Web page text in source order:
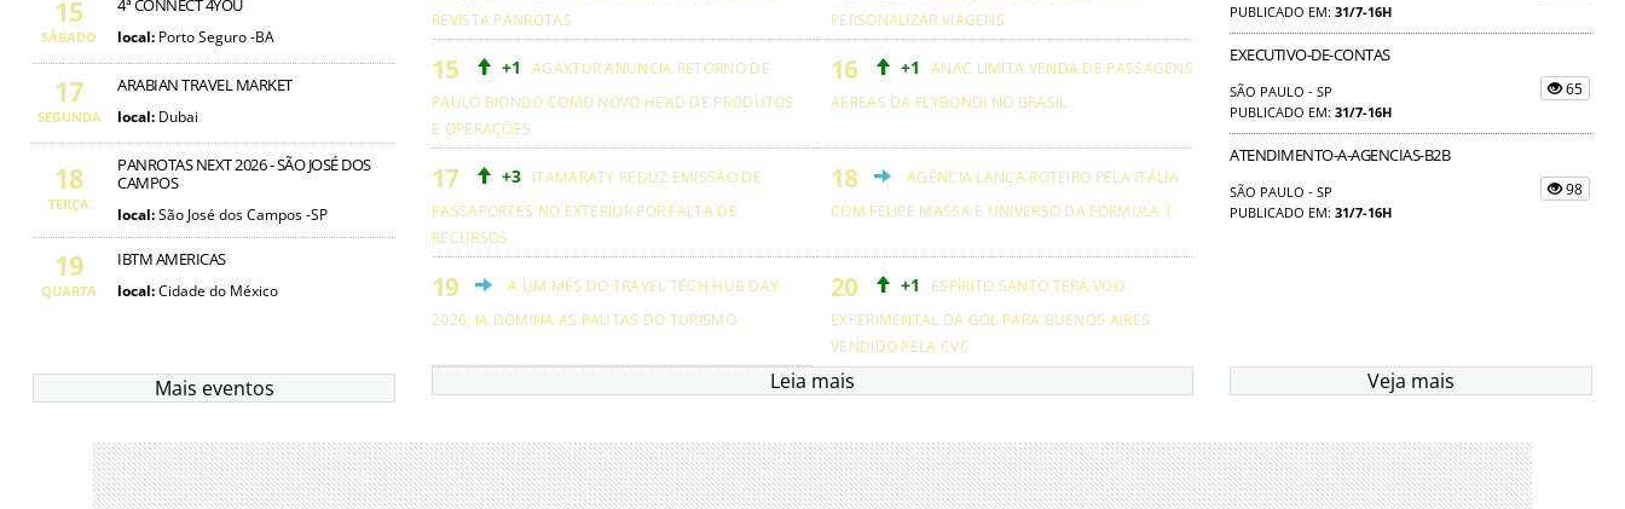
15
SÁBADO local: Porto Seguro -BA
17
SEGUNDA
ARABIAN TRAVEL MARKET
local: Dubai
18
TERÇA
PANROTAS NEXT 2026 - SÃO JOSÉ DOS
CAMPOS
local:São José dos Campos -SP
19
QUARTA
IBTM AMERICAS
local:Cidade do México
Mais eventos
REVISTA PANROTAS
PERSONALIZAR VIAGENS
+1
AGAXTUR ANUNCIA RETORNO DE
PAULO BIONDO COMO NOVO HEAD DE PRODUTOS
E OPERAÇÕES
+1
ANAC LIMITA VENDA DE PASSAGENS
AÉREAS DA FLYBONDI NO BRASIL
+3 ITAMARATY REDUZ EMISSÃO DE
PASSAPORTES NO EXTERIOR POR FALTA DE
RECURSOS
AGÊNCIA LANÇA ROTEIRO PELA ITÁLIA
COM FELIPE MASSA E UNIVERSO DA FÓRMULA 1
A UM MÊS DO TRAVEL TECH HUB DAY
2026, IA DOMINA AS PAUTAS DO TURISMO
+1
ESPÍRITO SANTO TERÁ VOO
EXPERIMENTAL DA GOL PARA BUENOS AIRES
VENDIDO PELA CVC
Leia mais
PUBLICADO EM: 31/7-16H
EXECUTIVO-DE-CONTAS
SÃO PAULO - SP
PUBLICADO EM: 31/7-16H
65
ATENDIMENTO-A-AGENCIAS-B2B
SÃO PAULO - SP
PUBLICADO EM: 31/7-16H
98
Veja mais